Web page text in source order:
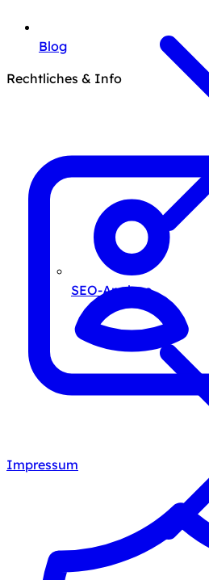
SEO-Analyse
Blog
Rechtliches & Info
Impressum